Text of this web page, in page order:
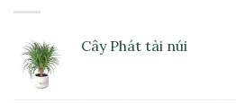
Cây Phát tài núi